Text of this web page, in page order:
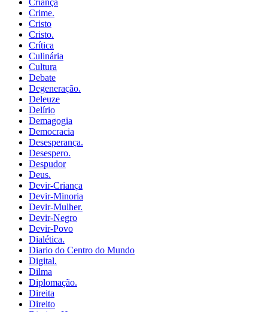
Criança
Crime.
Cristo
Cristo.
Crítica
Culinária
Cultura
Debate
Degeneração.
Deleuze
Delírio
Demagogia
Democracia
Desesperança.
Desespero.
Despudor
Deus.
Devir-Criança
Devir-Minoria
Devir-Mulher.
Devir-Negro
Devir-Povo
Dialética.
Diario do Centro do Mundo
Digital.
Dilma
Diplomação.
Direita
Direito